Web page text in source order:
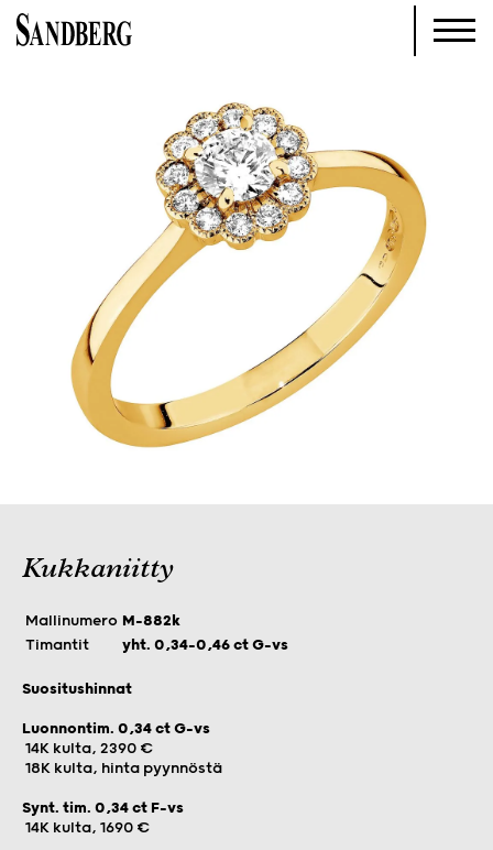
Kukkaniitty
Mallinumero M-882k
Timantit
yht. 0,34–0,46 ct G-vs
Suositushinnat
Luonnontim. 0,34 ct G-vs
14K kulta, 2390 €
18K kulta, hinta pyynnöstä
Synt. tim. 0,34 ct F-vs
14K kulta, 1690 €